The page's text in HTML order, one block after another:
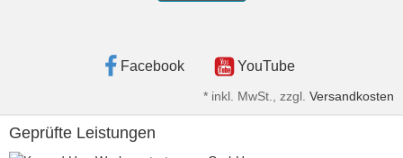
Facebook YouTube
* inkl. MwSt., zzgl. Versandkosten
Geprüfte Leistungen